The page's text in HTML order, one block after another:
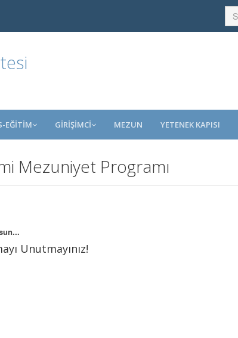
EĞİTİM GİRİŞİMCİ MEZUN YETENEK KAPISI
Mezuniyet Programı
Unutmayınız!